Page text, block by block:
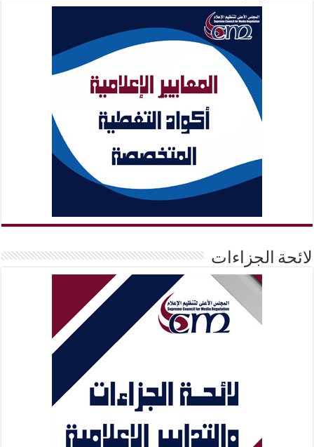
لائحة الجزاءات